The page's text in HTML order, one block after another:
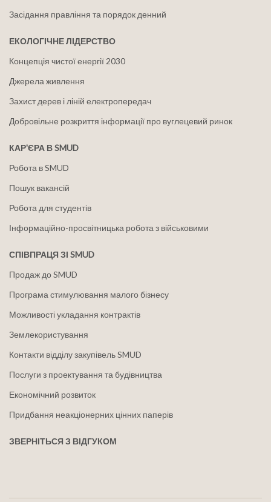
Засідання правління та порядок денний
ЕКОЛОГІЧНЕ ЛІДЕРСТВО
Концепція чистої енергії 2030
Джерела живлення
Захист дерев і ліній електропередач
Добровільне розкриття інформації про вуглецевий ринок
КАР'ЄРА В SMUD
Робота в SMUD
Пошук вакансій
Робота для студентів
Інформаційно-просвітницька робота з військовими
СПІВПРАЦЯ ЗІ SMUD
Продаж до SMUD
Програма стимулювання малого бізнесу
Можливості укладання контрактів
Землекористування
Контакти відділу закупівель SMUD
Послуги з проектування та будівництва
Економічний розвиток
Придбання неакціонерних цінних паперів
ЗВЕРНІТЬСЯ З ВІДГУКОМ